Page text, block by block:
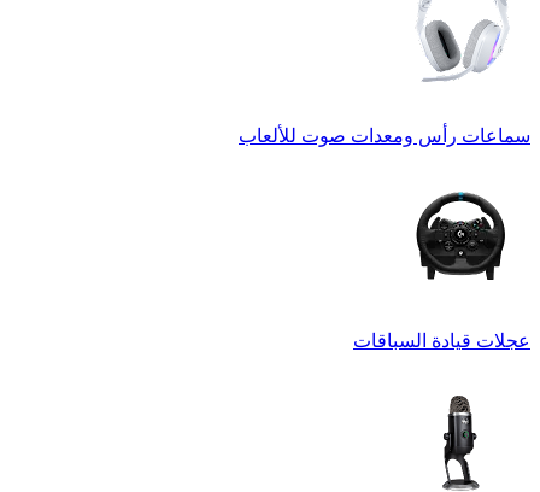
سماعات رأس ومعدات صوت للألعاب
عجلات قيادة السباقات